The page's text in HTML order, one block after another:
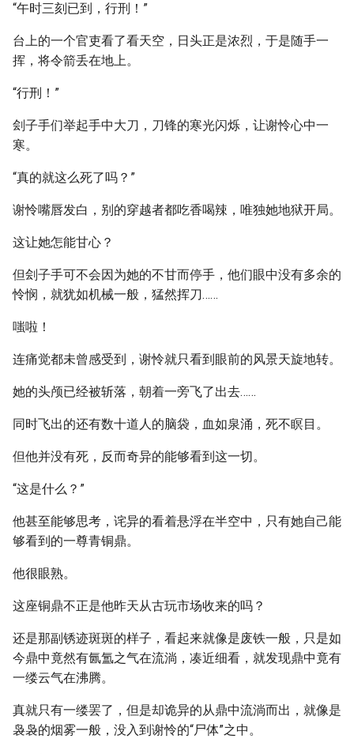
“午时三刻已到，行刑！”
台上的一个官吏看了看天空，日头正是浓烈，于是随手一
挥，将令箭丢在地上。
“行刑！”
刽子手们举起手中大刀，刀锋的寒光闪烁，让谢怜心中一
寒。
“真的就这么死了吗？”
谢怜嘴唇发白，别的穿越者都吃香喝辣，唯独她地狱开局。
这让她怎能甘心？
但刽子手可不会因为她的不甘而停手，他们眼中没有多余的
怜悯，就犹如机械一般，猛然挥刀……
嗤啦！
连痛觉都未曾感受到，谢怜就只看到眼前的风景天旋地转。
她的头颅已经被斩落，朝着一旁飞了出去……
同时飞出的还有数十道人的脑袋，血如泉涌，死不瞑目。
但他并没有死，反而奇异的能够看到这一切。
“这是什么？”
他甚至能够思考，诧异的看着悬浮在半空中，只有她自己能
够看到的一尊青铜鼎。
他很眼熟。
这座铜鼎不正是他昨天从古玩市场收来的吗？
还是那副锈迹斑斑的样子，看起来就像是废铁一般，只是如
今鼎中竟然有氤氲之气在流淌，凑近细看，就发现鼎中竟有
一缕云气在沸腾。
真就只有一缕罢了，但是却诡异的从鼎中流淌而出，就像是
袅袅的烟雾一般，没入到谢怜的“尸体”之中。